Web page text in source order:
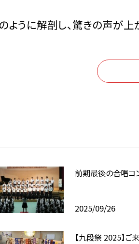
うに解剖し、驚きの声が上
前期最後の合唱コ
2025/09/26
【九段祭 2025】ご